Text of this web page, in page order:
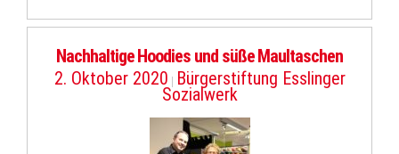
Nachhaltige Hoodies und süße Maultaschen
2. Oktober 2020 | Bürgerstiftung Esslinger
Sozialwerk